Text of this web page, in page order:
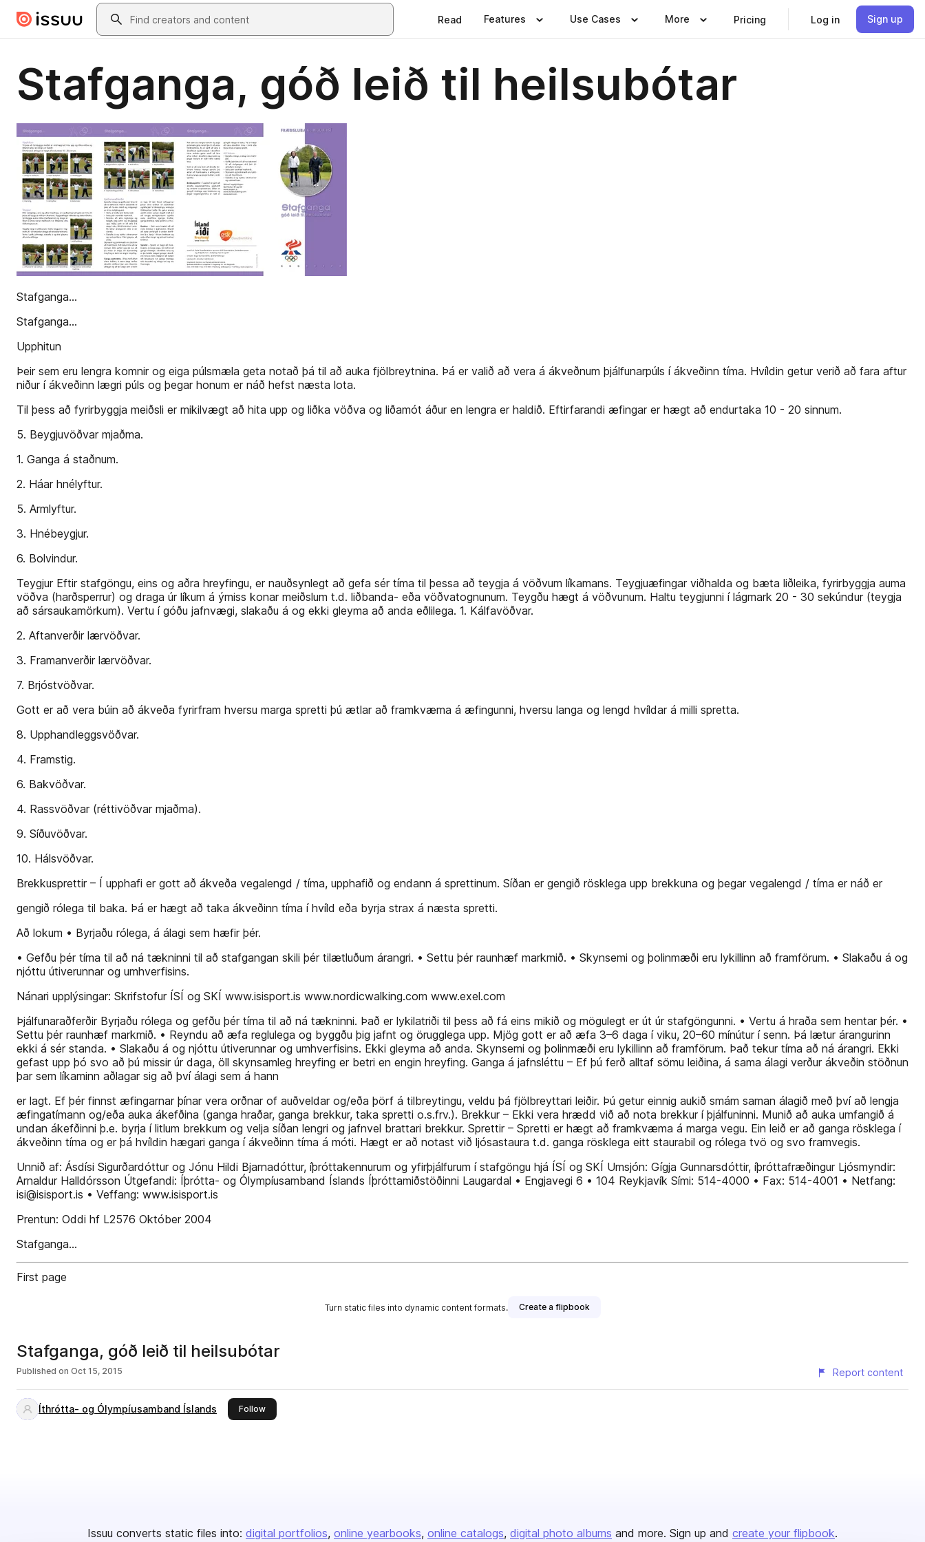
Skip to main contentSearch
Read Features Use Cases More Pricing Log in Sign up
Stafganga, góð leið til heilsubótar
Stafganga...
Stafganga...
Upphitun
Þeir sem eru lengra komnir og eiga púlsmæla geta notað þá til að auka fjölbreytnina. Þá er valið að vera á ákveðnum þjálfunarpúls í ákveðinn tíma. Hvíldin getur verið að fara aftur
niður í ákveðinn lægri púls og þegar honum er náð hefst næsta lota.
Til þess að fyrirbyggja meiðsli er mikilvægt að hita upp og liðka vöðva og liðamót áður en lengra er haldið. Eftirfarandi æfingar er hægt að endurtaka 10 - 20 sinnum.
5. Beygjuvöðvar mjaðma.
1. Ganga á staðnum.
2. Háar hnélyftur.
5. Armlyftur.
3. Hnébeygjur.
6. Bolvindur.
Teygjur Eftir stafgöngu, eins og aðra hreyfingu, er nauðsynlegt að gefa sér tíma til þessa að teygja á vöðvum líkamans. Teygjuæfingar viðhalda og bæta liðleika, fyrirbyggja auma
vöðva (harðsperrur) og draga úr líkum á ýmiss konar meiðslum t.d. liðbanda- eða vöðvatognunum. Teygðu hægt á vöðvunum. Haltu teygjunni í lágmark 20 - 30 sekúndur (teygja
að sársaukamörkum). Vertu í góðu jafnvægi, slakaðu á og ekki gleyma að anda eðlilega. 1. Kálfavöðvar.
2. Aftanverðir lærvöðvar.
3. Framanverðir lærvöðvar.
7. Brjóstvöðvar.
Gott er að vera búin að ákveða fyrirfram hversu marga spretti þú ætlar að framkvæma á æfingunni, hversu langa og lengd hvíldar á milli spretta.
8. Upphandleggsvöðvar.
4. Framstig.
6. Bakvöðvar.
4. Rassvöðvar (réttivöðvar mjaðma).
9. Síðuvöðvar.
10. Hálsvöðvar.
Brekkusprettir – Í upphafi er gott að ákveða vegalengd / tíma, upphafið og endann á sprettinum. Síðan er gengið rösklega upp brekkuna og þegar vegalengd / tíma er náð er
gengið rólega til baka. Þá er hægt að taka ákveðinn tíma í hvíld eða byrja strax á næsta spretti.
Að lokum • Byrjaðu rólega, á álagi sem hæfir þér.
• Gefðu þér tíma til að ná tækninni til að stafgangan skili þér tilætluðum árangri. • Settu þér raunhæf markmið. • Skynsemi og þolinmæði eru lykillinn að framförum. • Slakaðu á og
njóttu útiverunnar og umhverfisins.
Nánari upplýsingar: Skrifstofur ÍSÍ og SKÍ www.isisport.is www.nordicwalking.com www.exel.com
Þjálfunaraðferðir Byrjaðu rólega og gefðu þér tíma til að ná tækninni. Það er lykilatriði til þess að fá eins mikið og mögulegt er út úr stafgöngunni. • Vertu á hraða sem hentar þér. •
Settu þér raunhæf markmið. • Reyndu að æfa reglulega og byggðu þig jafnt og örugglega upp. Mjög gott er að æfa 3–6 daga í viku, 20–60 mínútur í senn. Þá lætur árangurinn
ekki á sér standa. • Slakaðu á og njóttu útiverunnar og umhverfisins. Ekki gleyma að anda. Skynsemi og þolinmæði eru lykillinn að framförum. Það tekur tíma að ná árangri. Ekki
gefast upp þó svo að þú missir úr daga, öll skynsamleg hreyfing er betri en engin hreyfing. Ganga á jafnsléttu – Ef þú ferð alltaf sömu leiðina, á sama álagi verður ákveðin stöðnun
þar sem líkaminn aðlagar sig að því álagi sem á hann
er lagt. Ef þér finnst æfingarnar þínar vera orðnar of auðveldar og/eða þörf á tilbreytingu, veldu þá fjölbreyttari leiðir. Þú getur einnig aukið smám saman álagið með því að lengja
æfingatímann og/eða auka ákefðina (ganga hraðar, ganga brekkur, taka spretti o.s.frv.). Brekkur – Ekki vera hrædd við að nota brekkur í þjálfuninni. Munið að auka umfangið á
undan ákefðinni þ.e. byrja í litlum brekkum og velja síðan lengri og jafnvel brattari brekkur. Sprettir – Spretti er hægt að framkvæma á marga vegu. Ein leið er að ganga rösklega í
ákveðinn tíma og er þá hvíldin hægari ganga í ákveðinn tíma á móti. Hægt er að notast við ljósastaura t.d. ganga rösklega eitt staurabil og rólega tvö og svo framvegis.
Unnið af: Ásdísi Sigurðardóttur og Jónu Hildi Bjarnadóttur, íþróttakennurum og yfirþjálfurum í stafgöngu hjá ÍSÍ og SKÍ Umsjón: Gígja Gunnarsdóttir, íþróttafræðingur Ljósmyndir:
Arnaldur Halldórsson Útgefandi: Íþrótta- og Ólympíusamband Íslands Íþróttamiðstöðinni Laugardal • Engjavegi 6 • 104 Reykjavík Sími: 514-4000 • Fax: 514-4001 • Netfang:
isi@isisport.is • Veffang: www.isisport.is
Prentun: Oddi hf L2576 Október 2004
Stafganga...
First page
Turn static files into dynamic content formats. Create a flipbook
Stafganga, góð leið til heilsubótar
Published on Oct 15, 2015 Report content
Íthrótta- og Ólympíusamband Íslands Followthis publisher
Issuu converts static files into: digital portfolios online yearbooks online catalogs digital photo albums and more. Sign up and create your flipbook.